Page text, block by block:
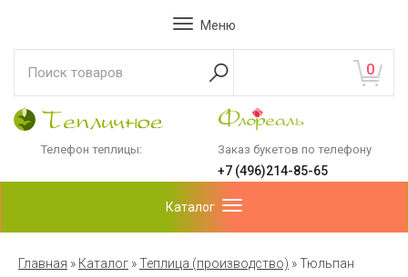
Меню
0
Телефон теплицы: Заказ букетов по телефону
+7 (496)214-85-65
Каталог
Главная » Каталог »Теплица (производство) »Тюльпан